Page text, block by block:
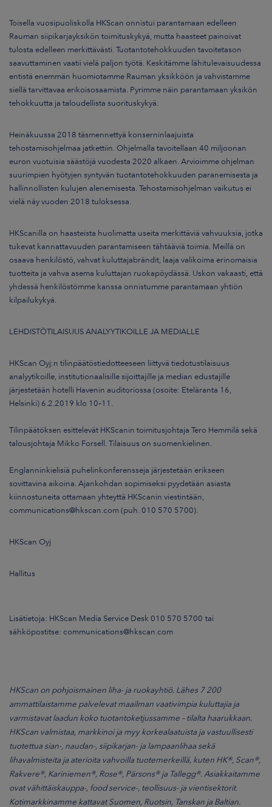
Toisella vuosipuoliskolla HKScan onnistui parantamaan edelleen
Rauman siipikarjayksikön toimituskykyä, mutta haasteet painoivat
tulosta edelleen merkittävästi. Tuotantotehokkuuden tavoitetason
saavuttaminen vaatii vielä paljon työtä. Keskitämme lähitulevaisuudessa
entistä enemmän huomiotamme Rauman yksikköön ja vahvistamme
siellä tarvittavaa erikoisosaamista. Pyrimme näin parantamaan yksikön
tehokkuutta ja taloudellista suorituskykyä.
Heinäkuussa 2018 täsmennettyä konserninlaajuista
tehostamisohjelmaa jatkettiin. Ohjelmalla tavoitellaan 40 miljoonan
euron vuotuisia säästöjä vuodesta 2020 alkaen. Arvioimme ohjelman
suurimpien hyötyjen syntyvän tuotantotehokkuuden paranemisesta ja
hallinnollisten kulujen alenemisesta. Tehostamisohjelman vaikutus ei
vielä näy vuoden 2018 tuloksessa.
HKScanilla on haasteista huolimatta useita merkittäviä vahvuuksia, jotka
tukevat kannattavuuden parantamiseen tähtääviä toimia. Meillä on
osaava henkilöstö, vahvat kuluttajabrändit, laaja valikoima erinomaisia
tuotteita ja vahva asema kuluttajan ruokapöydässä. Uskon vakaasti, että
yhdessä henkilöstömme kanssa onnistumme parantamaan yhtiön
kilpailukykyä.
LEHDISTÖTILAISUUS ANALYYTIKOILLE JA MEDIALLE
HKScan Oyj:n tilinpäätöstiedotteeseen liittyvä tiedotustilaisuus
analyytikoille, institutionaalisille sijoittajille ja median edustajille
järjestetään hotelli Havenin auditoriossa (osoite: Eteläranta 16,
Helsinki) 6.2.2019 klo 10–11.
Tilinpäätöksen esittelevät HKScanin toimitusjohtaja Tero Hemmilä sekä
talousjohtaja Mikko Forsell. Tilaisuus on suomenkielinen.
Englanninkielisiä puhelinkonferensseja järjestetään erikseen
sovittavina aikoina. Ajankohdan sopimiseksi pyydetään asiasta
kiinnostuneita ottamaan yhteyttä HKScanin viestintään,
communications@hkscan.com (puh. 010 570 5700).
HKScan Oyj
Hallitus
Lisätietoja: HKScan Media Service Desk 010 570 5700 tai
sähköpostitse: communications@hkscan.com
HKScan on pohjoismainen liha- ja ruokayhtiö. Lähes 7 200
ammattilaistamme palvelevat maailman vaativimpia kuluttajia ja
varmistavat laadun koko tuotantoketjussamme – tilalta haarukkaan.
HKScan valmistaa, markkinoi ja myy korkealaatuista ja vastuullisesti
tuotettua sian-, naudan-, siipikarjan- ja lampaanlihaa sekä
lihavalmisteita ja aterioita vahvoilla tuotemerkeillä, kuten HK®, Scan®,
Rakvere®, Kariniemen®, Rose®, Pärsons® ja Tallegg®. Asiakkaitamme
ovat vähittäiskauppa-, food service-, teollisuus- ja vientisektorit.
Kotimarkkinamme kattavat Suomen, Ruotsin, Tanskan ja Baltian.